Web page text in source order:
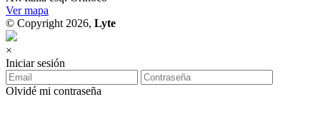
Ver mapa
© Copyright 2026, Lyte
×
Iniciar sesión
Olvidé mi contraseña